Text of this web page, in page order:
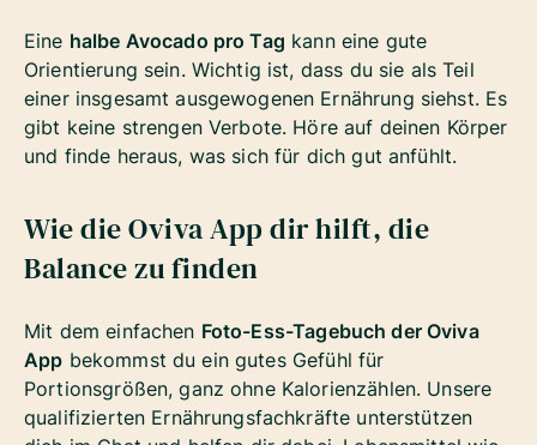
Eine halbe Avocado pro Tag kann eine gute
Orientierung sein. Wichtig ist, dass du sie als Teil
einer insgesamt ausgewogenen Ernährung siehst. Es
gibt keine strengen Verbote. Höre auf deinen Körper
und finde heraus, was sich für dich gut anfühlt.
Wie die Oviva App dir hilft, die
Balance zu finden
Mit dem einfachen Foto-Ess-Tagebuch der Oviva
App bekommst du ein gutes Gefühl für
Portionsgrößen, ganz ohne Kalorienzählen. Unsere
qualifizierten Ernährungsfachkräfte unterstützen